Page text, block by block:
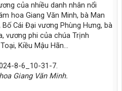
của nhiều danh nhân nổi
hoa Giang Văn Minh, bà Man
Cái Đại vương Phùng Hưng, bà
vương phi của chúa Trịnh
Kiều Mậu Hãn…
Giang Văn Minh.